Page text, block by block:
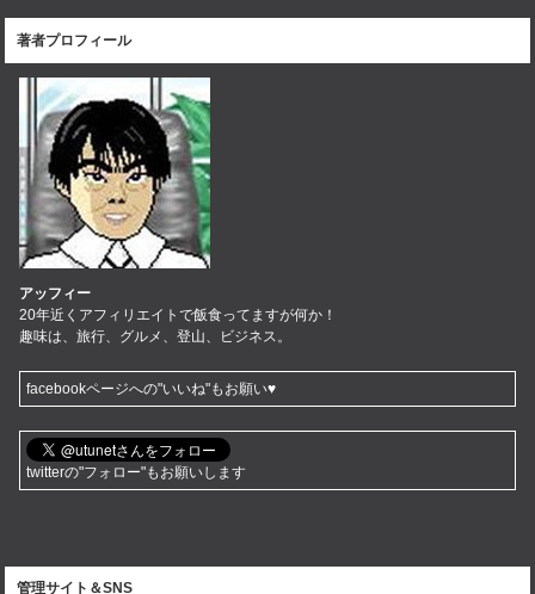
著者プロフィール
アッフィー
20年近くアフィリエイトで飯食ってますが何か！
趣味は、旅行、グルメ、登山、ビジネス。
facebookページへの"いいね"もお願い♥
twitterの"フォロー"もお願いします
管理サイト＆SNS